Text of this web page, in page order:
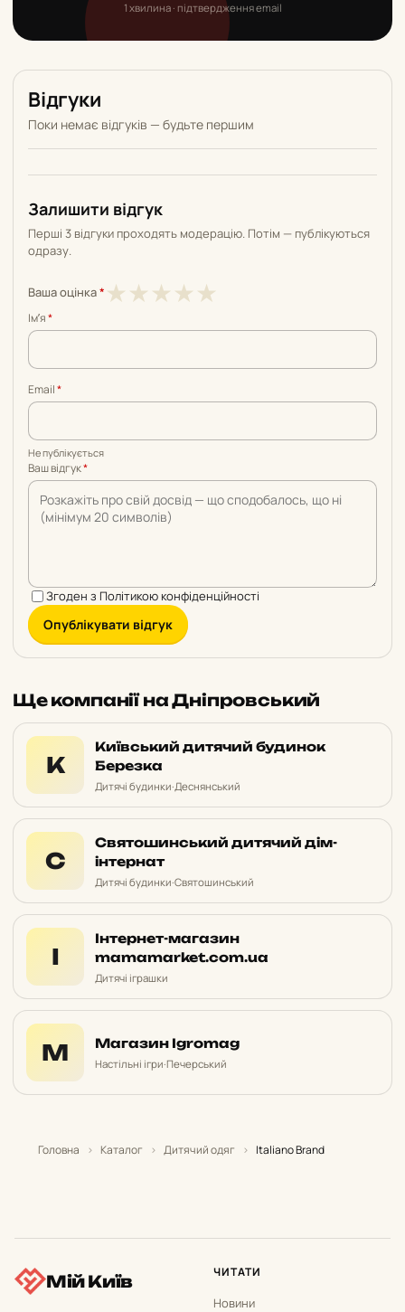
1 хвилина · підтвердження email
Відгуки
Поки немає відгуків — будьте першим
Залишити відгук
Перші 3 відгуки проходять модерацію. Потім — публікуються
одразу.
Ваша оцінка* ★
5
★4
5
★3
5
★2
5
★1
5
Імʼя*
Email*
Не публікується
Ваш відгук*
Згоден з Політикою конфіденційності
Опублікувати відгук
Ще компанії на Дніпровський
К
Київський дитячий будинок
Березка
Дитячі будинки·Деснянський
С
Святошинський дитячий дім-
інтернат
Дитячі будинки·Святошинський
І
Інтернет-магазин
mamamarket.com.ua
Дитячі іграшки
М Магазин Igromag
Настільні ігри·Печерський
Головна › Каталог › Дитячий одяг › Italiano Brand
Мій Київ ЧИТАТИ
Новини